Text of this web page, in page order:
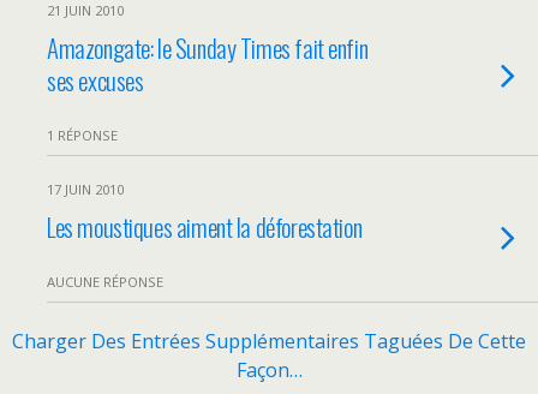
21 JUIN 2010
Amazongate: le Sunday Times fait enfin
ses excuses
1 RÉPONSE
17 JUIN 2010
Les moustiques aiment la déforestation
AUCUNE RÉPONSE
Charger Des Entrées Supplémentaires Taguées De Cette
Façon…